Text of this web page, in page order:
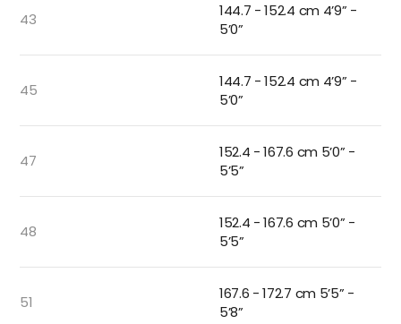
43
144.7 - 152.4 cm 4’9” -
5’0”
45
144.7 - 152.4 cm 4’9” -
5’0”
47
152.4 - 167.6 cm 5’0” -
5’5”
48
152.4 - 167.6 cm 5’0” -
5’5”
51
167.6 - 172.7 cm 5’5” -
5’8”